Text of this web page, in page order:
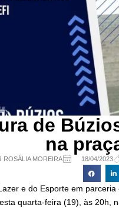
de
na
ROSÁLIA MOREIRA 18/04/2023
e do Esporte em
quarta-feira (19), às 20h,